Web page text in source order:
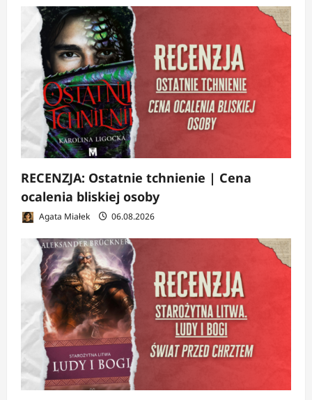
RECENZJA: Ostatnie tchnienie | Cena
ocalenia bliskiej osoby
Agata Miałek 06.08.2026